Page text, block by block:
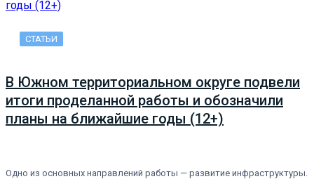
СТАТЬИ
В Южном территориальном округе подвели
итоги проделанной работы и обозначили
планы на ближайшие годы (12+)
Одно из основных направлений работы — развитие инфраструктуры.